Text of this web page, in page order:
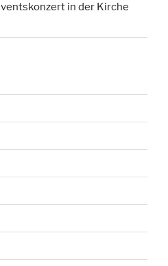
in der Kirche